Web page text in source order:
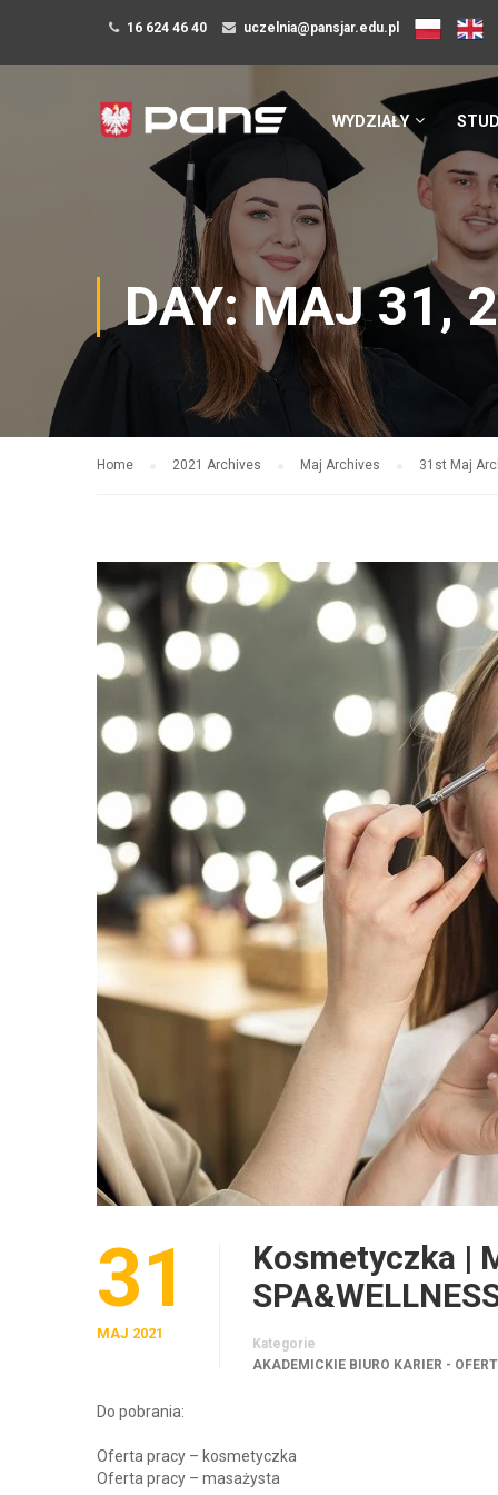
16 624 46 40 uczelnia@pansjar.edu.pl
WYDZIAŁY
DAY: MAJ 31,
Home 2021 Archives Maj Archives 31st Maj
31
MAJ 2021
Kosmetyczka |
Kategorie
AKADEMICKIE BIURO KARIER -
Do pobrania:
Oferta pracy – kosmetyczka
Oferta pracy – masażysta